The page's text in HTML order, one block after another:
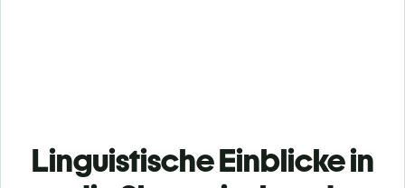
Linguistische Einblicke in